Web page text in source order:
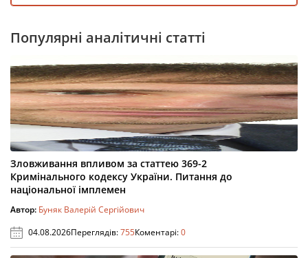
Популярні аналітичні статті
Зловживання впливом за статтею 369-2
Кримінального кодексу України. Питання до
національної імплемен
Автор: Буняк Валерій Сергійович
04.08.2026Переглядів:755Коментарі:0